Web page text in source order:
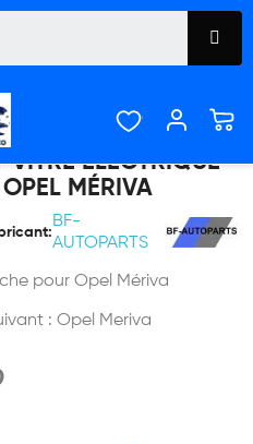
VITRE ÉLECTRIQUE
MÉRIVA
BF-
AUTOPARTS
pour Opel Mériva
: Opel Meriva